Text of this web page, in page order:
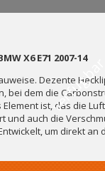
X6 E71 2007-14
Dezente
bei dem die
ist, das die
und auch die
um direkt an